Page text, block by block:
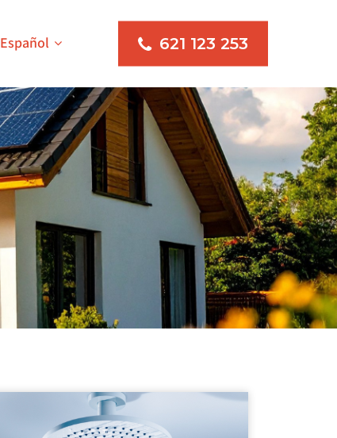
621 123 253
Español